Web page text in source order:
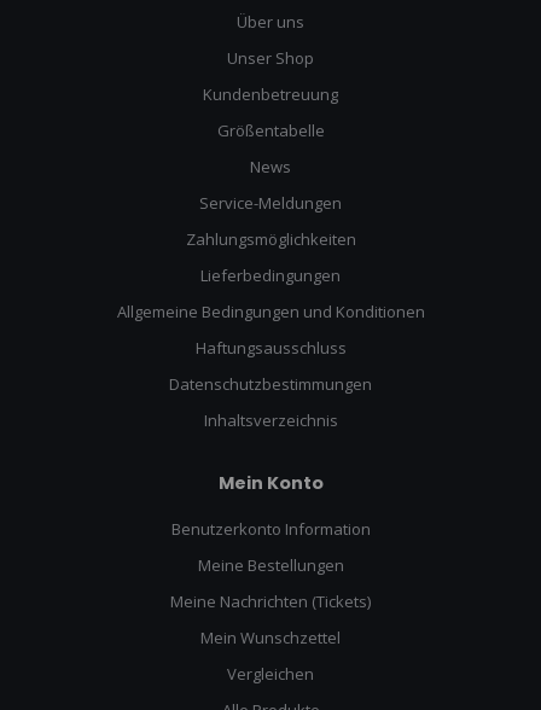
Über uns
Unser Shop
Kundenbetreuung
Größentabelle
News
Service-Meldungen
Zahlungsmöglichkeiten
Lieferbedingungen
Allgemeine Bedingungen und Konditionen
Haftungsausschluss
Datenschutzbestimmungen
Inhaltsverzeichnis
Mein Konto
Benutzerkonto Information
Meine Bestellungen
Meine Nachrichten (Tickets)
Mein Wunschzettel
Vergleichen